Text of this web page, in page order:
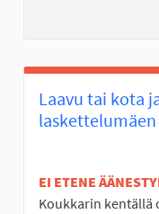
Laavu tai kota
EI ETENE
Koukkarin kentällä